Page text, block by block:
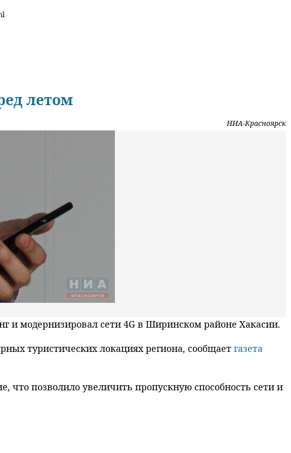
летом
НИА-Красноярск
модернизировал сети 4G в Ширинском районе Хакасии.
туристических локациях региона, сообщает газета
что позволило увеличить пропускную способность сети и